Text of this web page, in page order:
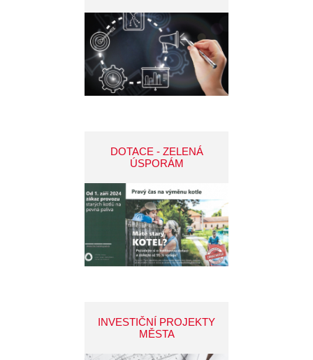
DOTACE - ZELENÁ
ÚSPORÁM
INVESTIČNÍ PROJEKTY
MĚSTA